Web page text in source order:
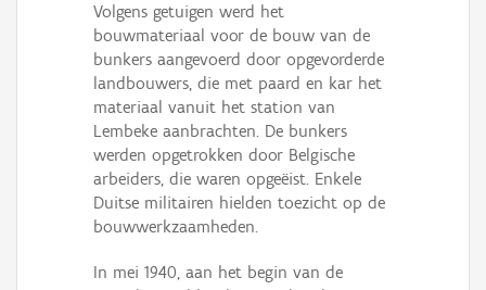
Volgens getuigen werd het
bouwmateriaal voor de bouw van de
bunkers aangevoerd door opgevorderde
landbouwers, die met paard en kar het
materiaal vanuit het station van
Lembeke aanbrachten. De bunkers
werden opgetrokken door Belgische
arbeiders, die waren opgeëist. Enkele
Duitse militairen hielden toezicht op de
bouwwerkzaamheden.
In mei 1940, aan het begin van de